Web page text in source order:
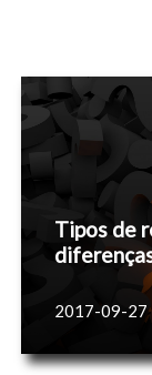
Tipos de
2017-09-27